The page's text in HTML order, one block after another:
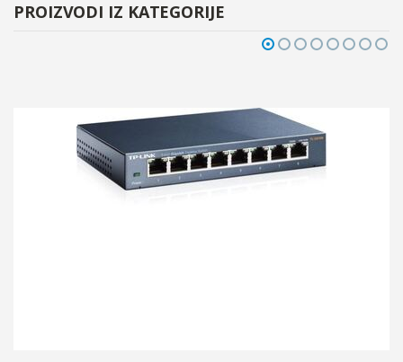
PROIZVODI IZ KATEGORIJE